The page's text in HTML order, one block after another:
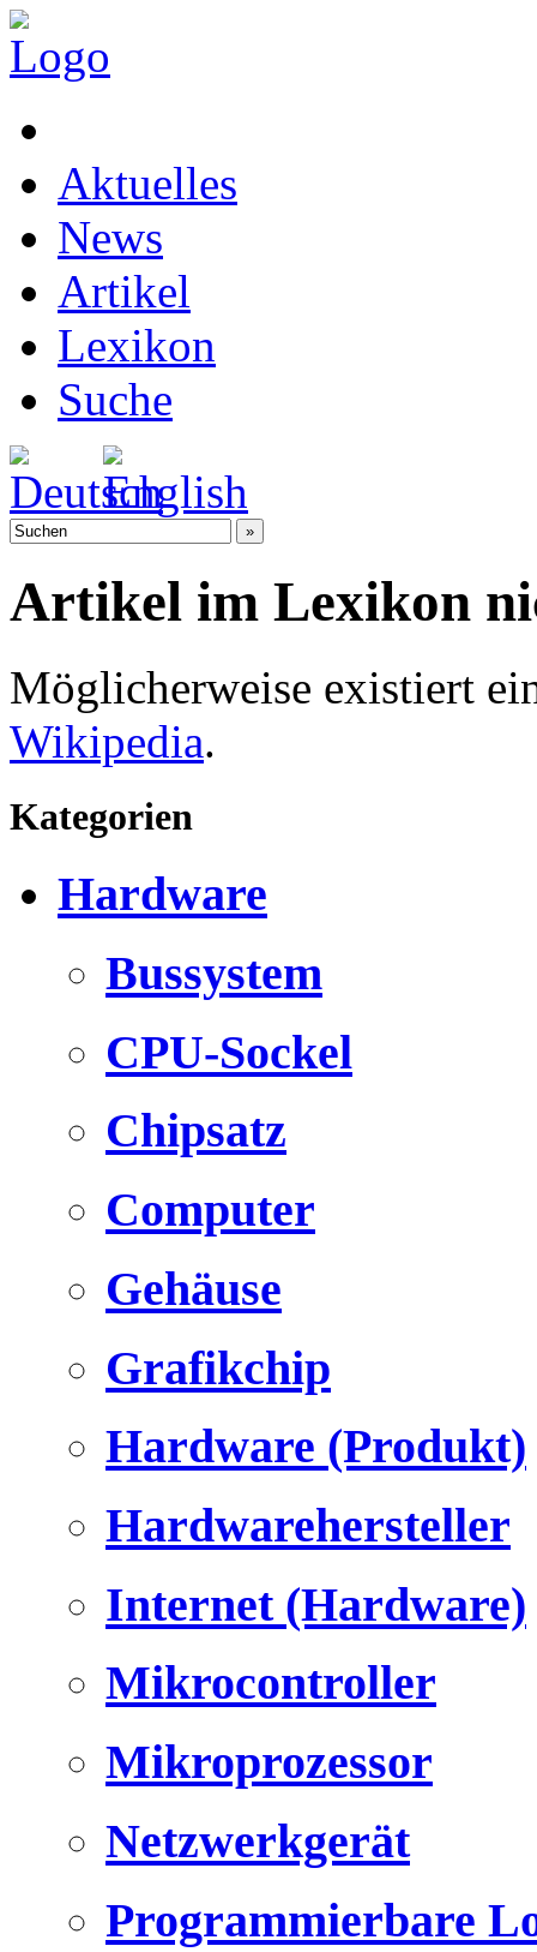
Aktuelles
News
Artikel
Lexikon
Suche
Artikel im Lexikon
Möglicherweise existiert
Wikipedia.
Kategorien
Hardware
Bussystem
CPU-Sockel
Chipsatz
Computer
Gehäuse
Grafikchip
Hardware (Produkt)
Hardwarehersteller
Internet (Hardware)
Mikrocontroller
Mikroprozessor
Netzwerkgerät
Programmierbare